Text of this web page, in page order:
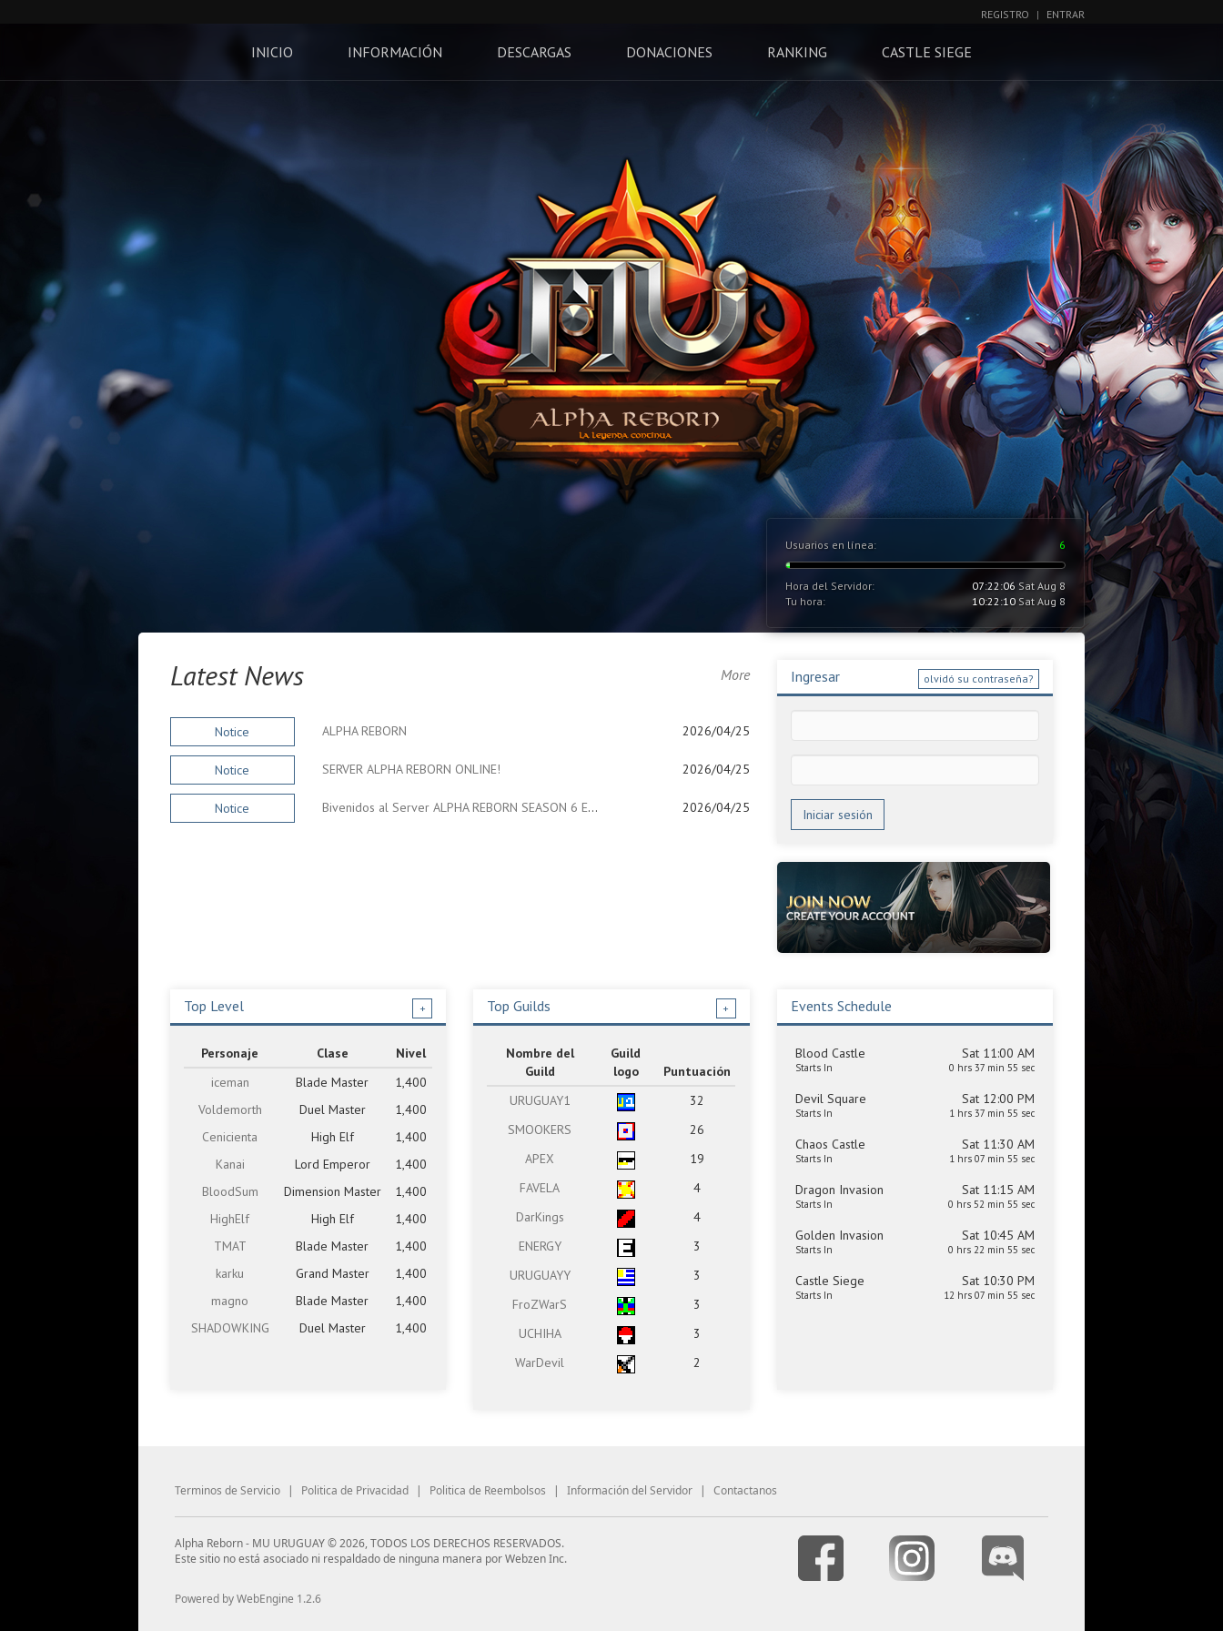
REGISTRO | ENTRAR
INICIO INFORMACIÓN DESCARGAS DONACIONES RANKING CASTLE SIEGE
Usuarios en línea: 6
Hora del Servidor: 07:22:06 Sat Aug 8
Tu hora:
10:22:10 Sat Aug 8
Latest News More
Notice ALPHA REBORN 2026/04/25
Notice SERVER ALPHA REBORN ONLINE! 2026/04/25
Notice Bivenidos al Server ALPHA REBORN SEASON 6 EPISODIO 3 2026/04/25
Ingresar olvidó su contraseña?
Iniciar sesión
Top Level +
Personaje Clase
Nivel
iceman
Blade Master
1,400
Voldemorth
Duel Master
1,400
Cenicienta
High Elf
1,400
Kanai
Lord Emperor
1,400
BloodSum
Dimension Master
1,400
HighElf
High Elf
1,400
TMAT
Blade Master
1,400
karku
Grand Master
1,400
magno
Blade Master
1,400
SHADOWKING
Duel Master 1,400
Top Guilds +
Nombre del
Guild
Guild
logo
Puntuación
URUGUAY1
32
SMOOKERS
26
APEX
19
FAVELA
4
DarKings
4
ENERGY
3
URUGUAYY
3
FroZWarS
3
UCHIHA
3
WarDevil
2
Events Schedule
Blood Castle
Starts In
Sat 11:00 AM
0 hrs 37 min 55 sec
Devil Square
Starts In
Sat 12:00 PM
1 hrs 37 min 55 sec
Chaos Castle
Starts In
Sat 11:30 AM
1 hrs 07 min 55 sec
Dragon Invasion
Starts In
Sat 11:15 AM
0 hrs 52 min 55 sec
Golden Invasion
Starts In
Sat 10:45 AM
0 hrs 22 min 55 sec
Castle Siege
Starts In
Sat 10:30 PM
12 hrs 07 min 55 sec
Terminos de Servicio | Politica de Privacidad | Politica de Reembolsos | Información del Servidor | Contactanos
Alpha Reborn - MU URUGUAY © 2026, TODOS LOS DERECHOS RESERVADOS.
Este sitio no está asociado ni respaldado de ninguna manera por Webzen Inc.
Powered by WebEngine 1.2.6